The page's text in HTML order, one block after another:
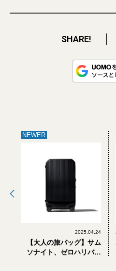
SHARE!
NEWER
2025.04.24
【大人の旅バッグ】サム
ソナイト、ゼロハリバー